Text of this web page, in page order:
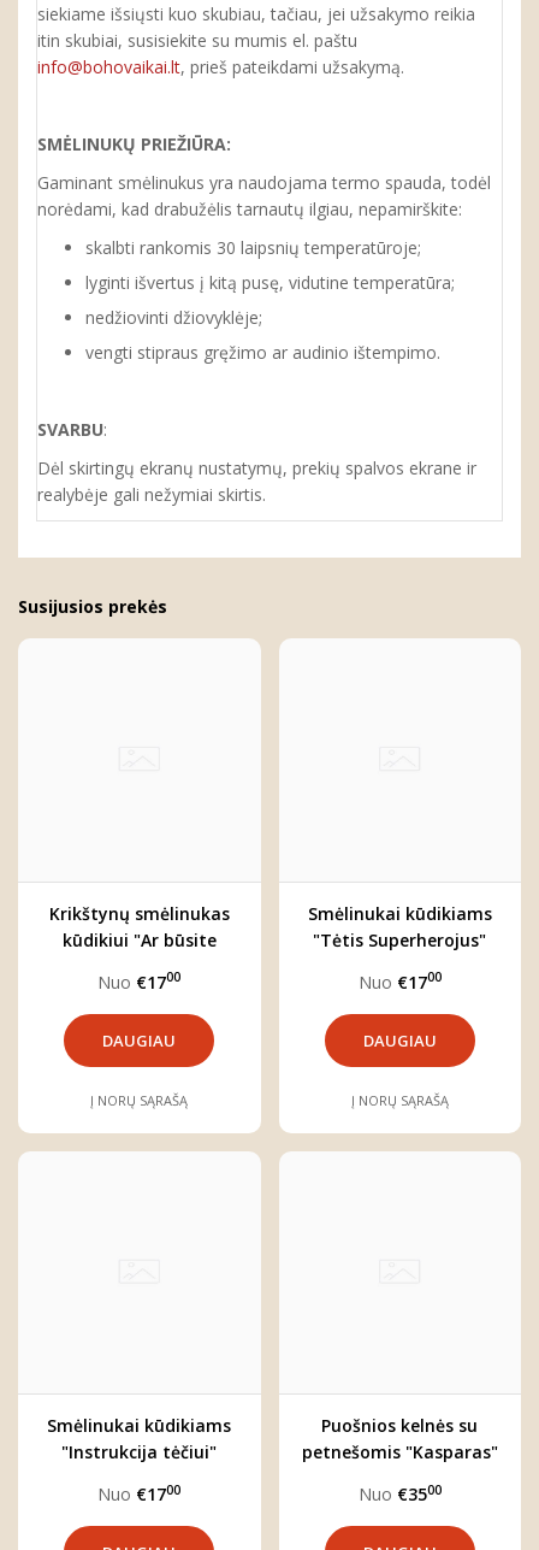
siekiame išsiųsti kuo skubiau, tačiau, jei užsakymo reikia
itin skubiai, susisiekite su mumis el. paštu
info@bohovaikai.lt, prieš pateikdami užsakymą.
SMĖLINUKŲ PRIEŽIŪRA:
Gaminant smėlinukus yra naudojama termo spauda, todėl
norėdami, kad drabužėlis tarnautų ilgiau, nepamirškite:
skalbti rankomis 30 laipsnių temperatūroje;
lyginti išvertus į kitą pusę, vidutine temperatūra;
nedžiovinti džiovyklėje;
vengti stipraus gręžimo ar audinio ištempimo.
SVARBU:
Dėl skirtingų ekranų nustatymų, prekių spalvos ekrane ir
realybėje gali nežymiai skirtis.
Susijusios prekės
Krikštynų smėlinukas
kūdikiui "Ar būsite
Nuo €1700
DAUGIAU
Į NORŲ SĄRAŠĄ
Smėlinukai kūdikiams
"Tėtis Superherojus"
Nuo €1700
DAUGIAU
Į NORŲ SĄRAŠĄ
Smėlinukai kūdikiams
"Instrukcija tėčiui"
Nuo €1700
Puošnios kelnės su
petnešomis "Kasparas"
Nuo €3500